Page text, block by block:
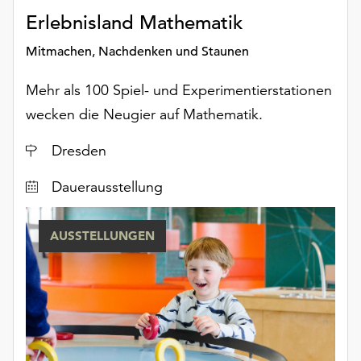
Erlebnisland Mathematik
Mitmachen, Nachdenken und Staunen
Mehr als 100 Spiel- und Experimentierstationen
wecken die Neugier auf Mathematik.
Ort
Dresden
Dauerausstellung
AUSSTELLUNGEN